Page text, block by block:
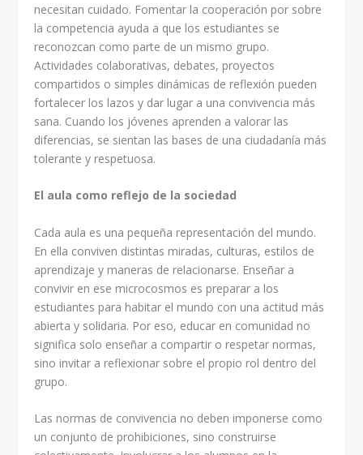
necesitan cuidado. Fomentar la cooperación por sobre
la competencia ayuda a que los estudiantes se
reconozcan como parte de un mismo grupo.
Actividades colaborativas, debates, proyectos
compartidos o simples dinámicas de reflexión pueden
fortalecer los lazos y dar lugar a una convivencia más
sana. Cuando los jóvenes aprenden a valorar las
diferencias, se sientan las bases de una ciudadanía más
tolerante y respetuosa.
El aula como reflejo de la sociedad
Cada aula es una pequeña representación del mundo.
En ella conviven distintas miradas, culturas, estilos de
aprendizaje y maneras de relacionarse. Enseñar a
convivir en ese microcosmos es preparar a los
estudiantes para habitar el mundo con una actitud más
abierta y solidaria. Por eso, educar en comunidad no
significa solo enseñar a compartir o respetar normas,
sino invitar a reflexionar sobre el propio rol dentro del
grupo.
Las normas de convivencia no deben imponerse como
un conjunto de prohibiciones, sino construirse